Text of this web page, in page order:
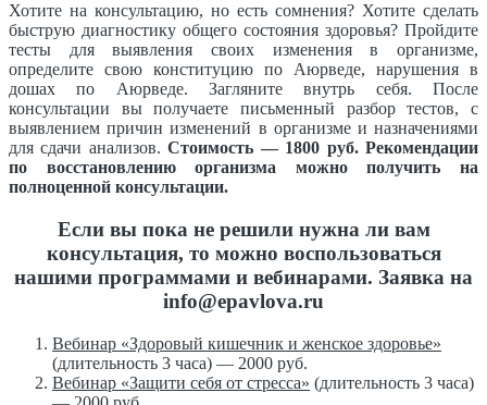
Хотите на консультацию, но есть сомнения? Хотите сделать
быструю диагностику общего состояния здоровья? Пройдите
тесты для выявления своих изменения в организме,
определите свою конституцию по Аюрведе, нарушения в
дошах по Аюрведе. Загляните внутрь себя. После
консультации вы получаете письменный разбор тестов, с
выявлением причин изменений в организме и назначениями
для сдачи анализов.Стоимость — 1800 руб. Рекомендации
по восстановлению организма можно получить на
полноценной консультации.
Если вы пока не решили нужна ли вам
консультация, то можно воспользоваться
нашими программами и вебинарами. Заявка на
info@epavlova.ru
Вебинар «Здоровый кишечник и женское здоровье»
(длительность 3 часа) — 2000 руб.
Вебинар «Защити себя от стресса» (длительность 3 часа)